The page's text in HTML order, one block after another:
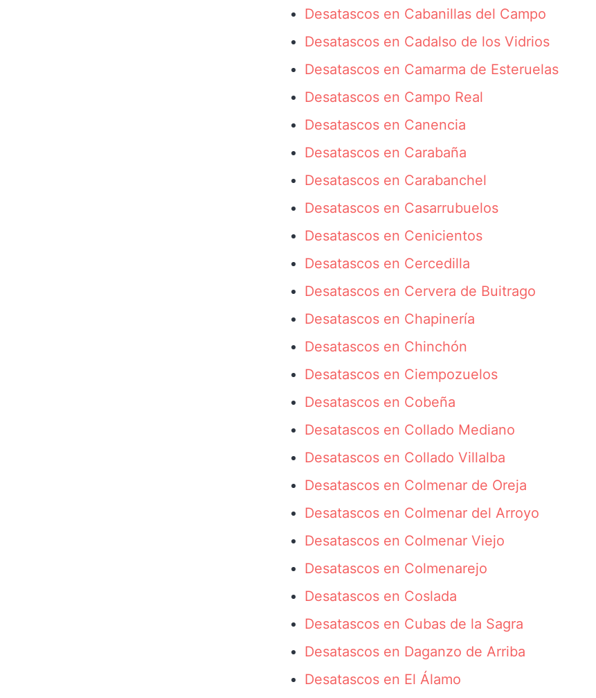
Desatascos en Cabanillas del Campo
Desatascos en Cadalso de los Vidrios
Desatascos en Camarma de Esteruelas
Desatascos en Campo Real
Desatascos en Canencia
Desatascos en Carabaña
Desatascos en Carabanchel
Desatascos en Casarrubuelos
Desatascos en Cenicientos
Desatascos en Cercedilla
Desatascos en Cervera de Buitrago
Desatascos en Chapinería
Desatascos en Chinchón
Desatascos en Ciempozuelos
Desatascos en Cobeña
Desatascos en Collado Mediano
Desatascos en Collado Villalba
Desatascos en Colmenar de Oreja
Desatascos en Colmenar del Arroyo
Desatascos en Colmenar Viejo
Desatascos en Colmenarejo
Desatascos en Coslada
Desatascos en Cubas de la Sagra
Desatascos en Daganzo de Arriba
Desatascos en El Álamo